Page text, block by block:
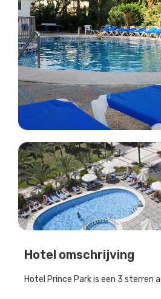
Hotel omschrijving
Hotel Prince Park is een 3 sterren